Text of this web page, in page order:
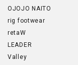
OJOJO NAITO
rig footwear
retaW
LEADER
Valley